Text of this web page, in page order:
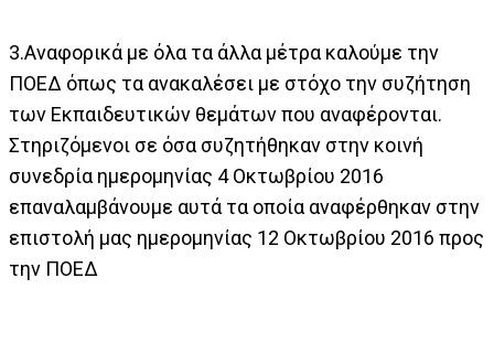
3.Αναφορικά με όλα τα άλλα μέτρα καλούμε την
ΠΟΕΔ όπως τα ανακαλέσει με στόχο την συζήτηση
των Εκπαιδευτικών θεμάτων που αναφέρονται.
Στηριζόμενοι σε όσα συζητήθηκαν στην κοινή
συνεδρία ημερομηνίας 4 Οκτωβρίου 2016
επαναλαμβάνουμε αυτά τα οποία αναφέρθηκαν στην
επιστολή μας ημερομηνίας 12 Οκτωβρίου 2016 προς
την ΠΟΕΔ